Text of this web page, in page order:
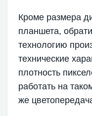
Кроме размера
планшета,
технологию
технические
плотность
работать на
же